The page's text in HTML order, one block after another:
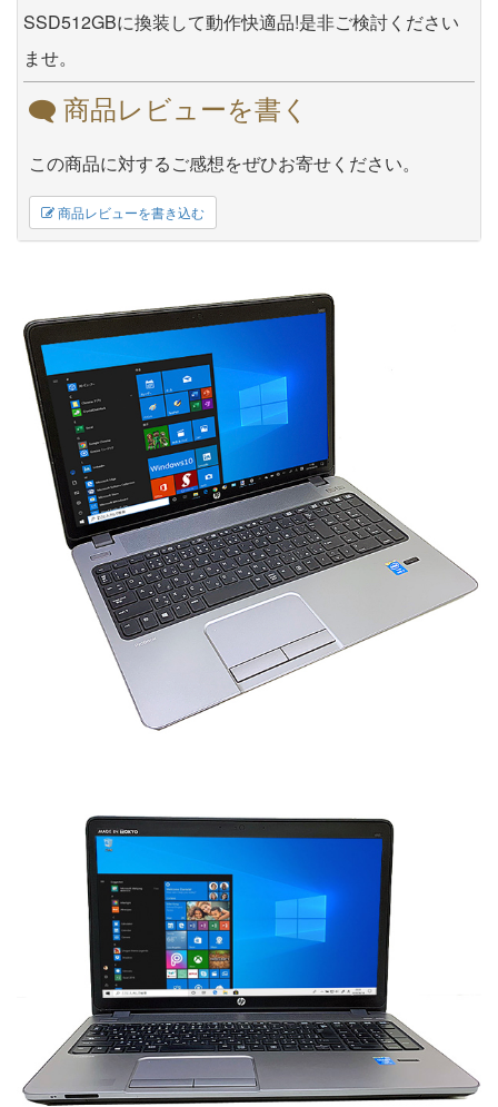
SSD512GBに換装して動作快適品!是非ご検討ください
ませ。
商品レビューを書く
この商品に対するご感想をぜひお寄せください。
商品レビューを書き込む